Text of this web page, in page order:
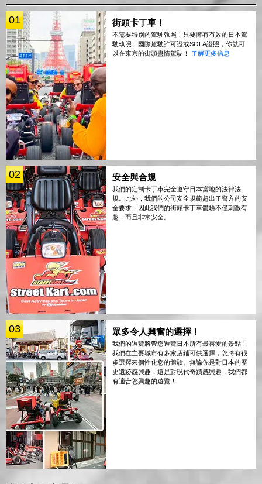
01 街頭卡丁車！
不需要特別的駕駛執照！只要擁有有效的日本駕
駛執照、國際駕駛許可證或SOFA證照，你就可
以在東京的街頭盡情駕駛！ 了解更多信息
02 安全與合規
我們的定制卡丁車完全遵守日本當地的法律法
規。此外，我們的公司安全規範超出了警方的安
全要求，因此我們的街頭卡丁車體驗不僅刺激有
趣，而且非常安全。
03 眾多令人興奮的選擇！
我們的遊覽將帶您遊覽日本所有最喜愛的景點！
我們在主要城市有多家店鋪可供選擇，您將有很
多選擇來個性化您的體驗。無論你是對日本的歷
史遺跡感興趣，還是對現代奇蹟感興趣，我們都
有適合您興趣的遊覽！